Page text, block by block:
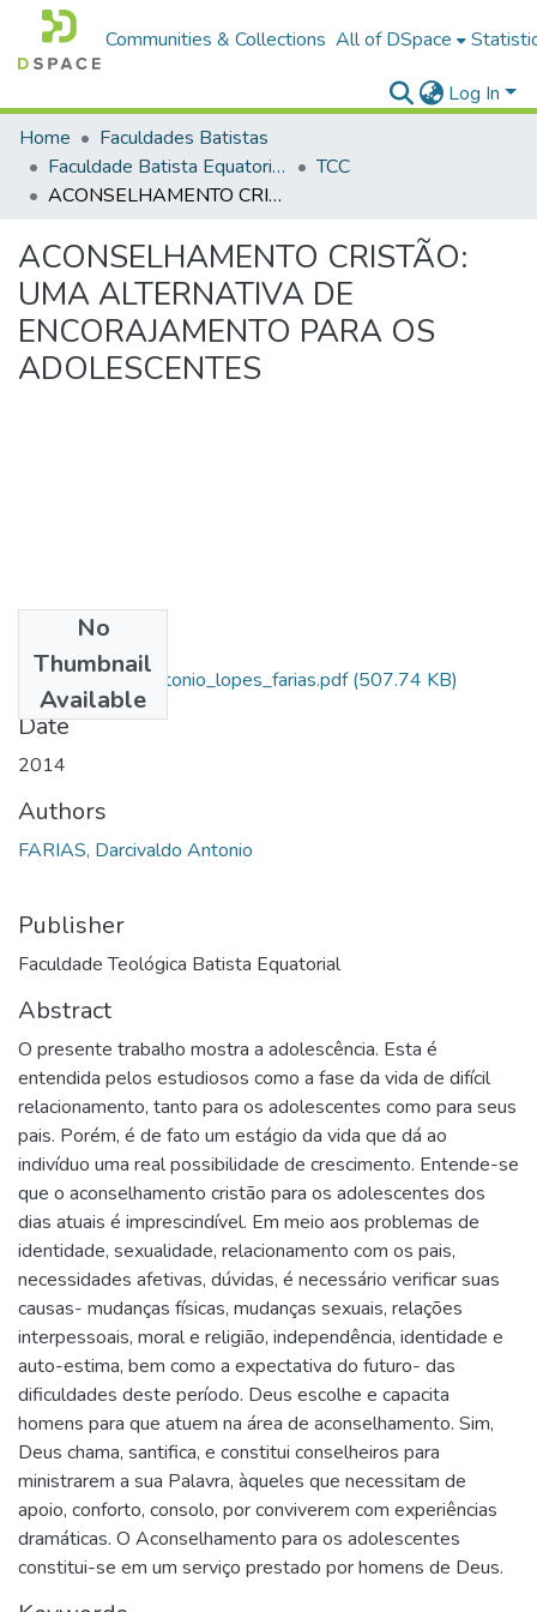
Communities & Collections All of DSpace
Log In
Home
Faculdades Batistas
Faculdade Batista Equatorial (FABAE)
TCC
ACONSELHAMENTO CRISTÃO: UMA ALTERNATIVA DE ENCORAJAMENTO PARA OS ADOLESCENTES
ACONSELHAMENTO CRISTÃO:
UMA ALTERNATIVA DE
ENCORAJAMENTO PARA OS
ADOLESCENTES
No
Thumbnail
Available
tcc_darcivaldo_antonio_lopes_farias.pdf(507.74 KB)
Date
2014
Authors
FARIAS, Darcivaldo Antonio
Publisher
Faculdade Teológica Batista Equatorial
Abstract
O presente trabalho mostra a adolescência. Esta é
entendida pelos estudiosos como a fase da vida de difícil
relacionamento, tanto para os adolescentes como para seus
pais. Porém, é de fato um estágio da vida que dá ao
indivíduo uma real possibilidade de crescimento. Entende-se
que o aconselhamento cristão para os adolescentes dos
dias atuais é imprescindível. Em meio aos problemas de
identidade, sexualidade, relacionamento com os pais,
necessidades afetivas, dúvidas, é necessário verificar suas
causas- mudanças físicas, mudanças sexuais, relações
interpessoais, moral e religião, independência, identidade e
auto-estima, bem como a expectativa do futuro- das
dificuldades deste período. Deus escolhe e capacita
homens para que atuem na área de aconselhamento. Sim,
Deus chama, santifica, e constitui conselheiros para
ministrarem a sua Palavra, àqueles que necessitam de
apoio, conforto, consolo, por conviverem com experiências
dramáticas. O Aconselhamento para os adolescentes
constitui-se em um serviço prestado por homens de Deus.